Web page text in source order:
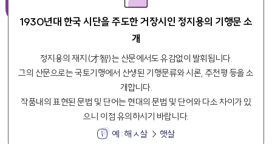
1930년대 한국 시단을 주도한 거장시인 정지용의 기행문 소
개
정지용의 재지(才智)는 산문에서도 유감없이 발휘됩니다.
그의 산문으로는 국토기행에서 산생된 기행문류와 시론, 추천평 등을 소
개합니다.
작품내의 표현된 문법 및 단어는 현대의 문법 및 단어와 다소 차이가 있
으니 이점 유의하시기 바랍니다.
예 : 해ㅅ살 → 햇살